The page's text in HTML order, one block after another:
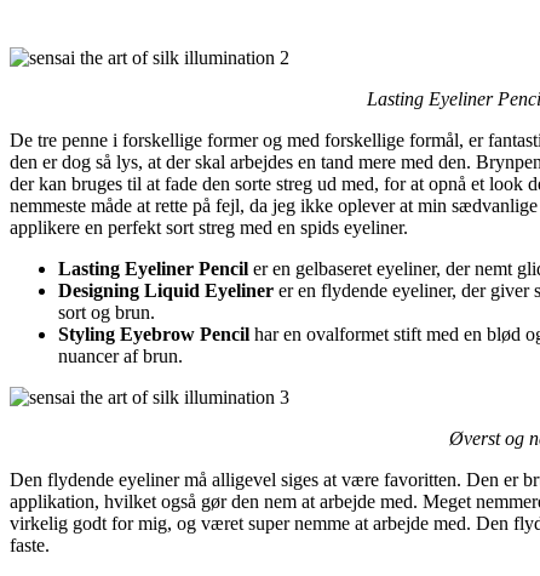
Lasting Eyeliner
De tre penne i forskellige former og med forskellige formål, er
den er dog så lys, at der skal arbejdes en tand mere med den.
der kan bruges til at fade den sorte streg ud med, for at opnå et
nemmeste måde at rette på fejl, da jeg ikke oplever at min
applikere en perfekt sort streg med en spids eyeliner.
Lasting Eyeliner Pencil er en gelbaseret eyeliner, der nemt
Designing Liquid Eyeliner er en flydende eyeliner, der giver
sort og brun.
Styling Eyebrow Pencil har en ovalformet stift med en blød
nuancer af brun.
Øverst og
Den flydende eyeliner må alligevel siges at være favoritten. Den er
applikation, hvilket også gør den nem at arbejde med. Meget
virkelig godt for mig, og været super nemme at arbejde med. Den
faste.